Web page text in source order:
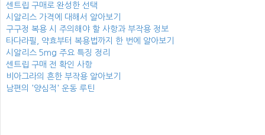
센트립 구매로 완성한 선택
시알리스 가격에 대해서 알아보기
구구정 복용 시 주의해야 할 사항과 부작용 정보
타다라필, 약효부터 복용법까지 한 번에 알아보기
시알리스 5mg 주요 특징 정리
센트립 구매 전 확인 사항
비아그라의 흔한 부작용 알아보기
남편의 '양심적' 운동 루틴